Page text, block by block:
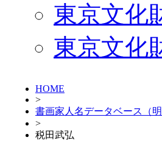
東京文化
東京文化
HOME
>
書画家人名データベース（
>
税田武弘